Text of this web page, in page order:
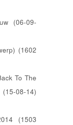
(06-09-
(1602
To The
08-14)
(1503